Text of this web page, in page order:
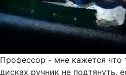
Профессор - мне кажется что
дисках ручник не подтянуть,